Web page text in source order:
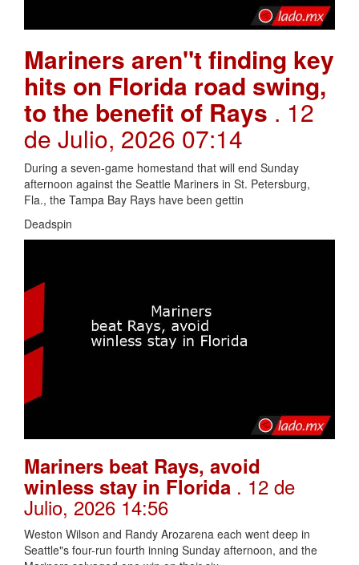
Mariners aren"t finding key
hits on Florida road swing,
to the benefit of Rays . 12
de Julio, 2026 07:14
During a seven-game homestand that will end Sunday
afternoon against the Seattle Mariners in St. Petersburg,
Fla., the Tampa Bay Rays have been gettin
Deadspin
Mariners beat Rays, avoid
winless stay in Florida . 12 de
Julio, 2026 14:56
Weston Wilson and Randy Arozarena each went deep in
Seattle"s four-run fourth inning Sunday afternoon, and the